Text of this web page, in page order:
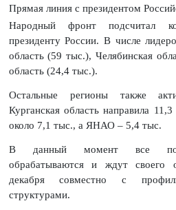
Прямая линия с президентом
Народный фронт подсчитал
президенту России. В числе
область (59 тыс.), Челябинская
область (24,4 тыс.).
Остальные регионы также
Курганская область направила
около 7,1 тыс., а ЯНАО – 5,4 тыс.
В данный момент все
обрабатываются и ждут своего
декабря совместно с
структурами.